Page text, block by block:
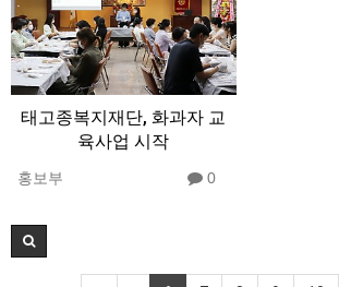
태고종복지재단, 화과자 교
육사업 시작
홍보부 0